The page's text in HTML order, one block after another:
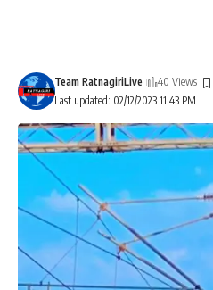
Last updated: 02/12/2023 11:43 PM
Team RatnagiriLive 40 Views